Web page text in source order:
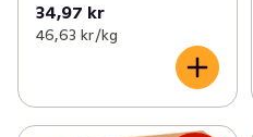
34,97 kr
46,63 kr /kg